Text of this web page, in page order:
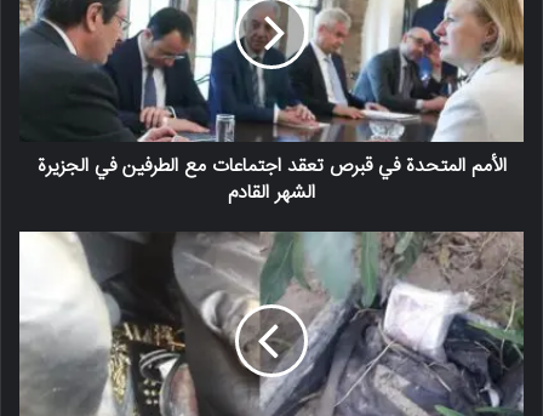
الأمم المتحدة في قبرص تعقد اجتماعات مع الطرفين في الجزيرة
الشهر القادم